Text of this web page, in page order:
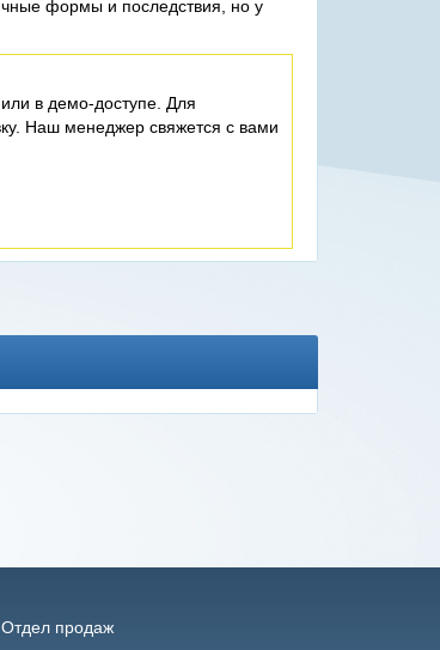
формы и последствия, но у
в демо-доступе. Для
Наш менеджер свяжется с вами
Отдел продаж